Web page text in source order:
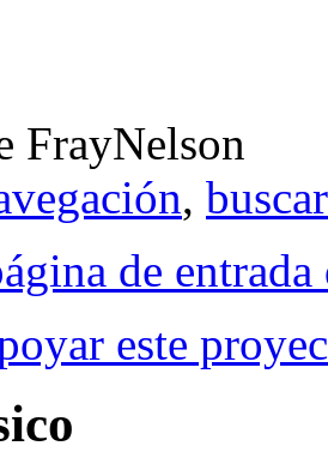
FrayNelson
, buscar
de
este